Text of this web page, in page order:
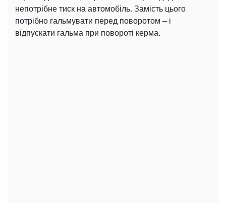
непотрібне тиск на автомобіль. Замість цього
потрібно гальмувати перед поворотом – і
відпускати гальма при повороті керма.